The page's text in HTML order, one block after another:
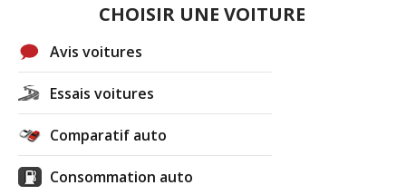
CHOISIR UNE VOITURE
Avis voitures
Essais voitures
Comparatif auto
Consommation auto